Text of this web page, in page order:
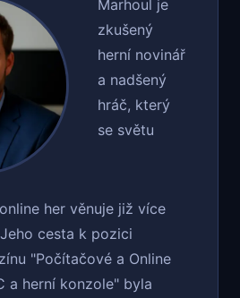
Marhoul je
zkušený
herní novinář
a nadšený
hráč, který
se světu
her věnuje již více
cesta k pozici
"Počítačové a Online
a herní konzole" byla